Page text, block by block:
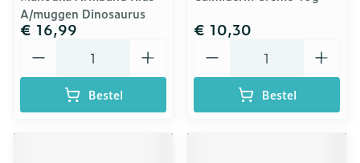
A/muggen Dinosaurus
€ 16,99
Bestel
€ 10,30
Bestel